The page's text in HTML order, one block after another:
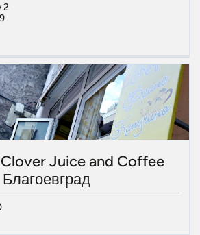
2
Juice and Coffee
Благоевград